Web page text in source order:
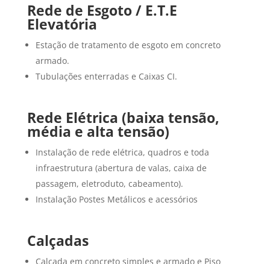
Rede de Esgoto / E.T.E
Elevatória
Estação de tratamento de esgoto em concreto
armado.
Tubulações enterradas e Caixas CI.
Rede Elétrica (baixa tensão,
média e alta tensão)
Instalação de rede elétrica, quadros e toda
infraestrutura (abertura de valas, caixa de
passagem, eletroduto, cabeamento).
Instalação Postes Metálicos e acessórios
Calçadas
Calçada em concreto simples e armado e Piso